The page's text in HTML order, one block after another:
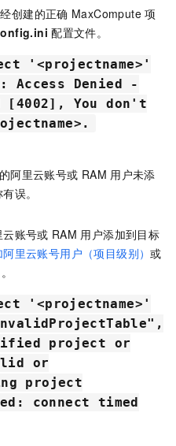
创建的正确 MaxCompute 项
配置文件。
'<projectname>'
Access Denied -
[4002], You don't
阿里云账号或 RAM 用户未添
误。
账号或 RAM 用户添加到目标
阿里云账号用户（项目级别）或
。
'<projectname>'
project or
or
project
connect timed